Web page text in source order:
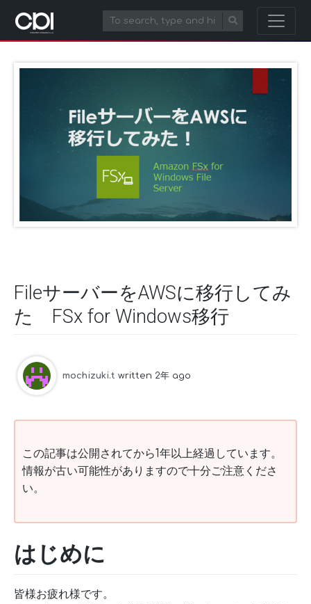
FileサーバーをAWSに移行してみ
た FSx for Windows移行
mochizuki.t written 2年 ago
この記事は公開されてから1年以上経過しています。
情報が古い可能性がありますので十分ご注意くださ
い。
はじめに
皆様お疲れ様です。